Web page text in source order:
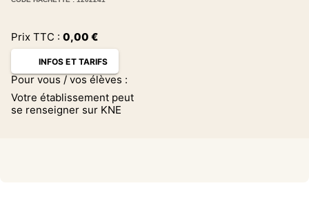
Prix TTC : 0,00 €
INFOS ET TARIFS
Pour vous / vos élèves :
Votre établissement peut
se renseigner sur KNE